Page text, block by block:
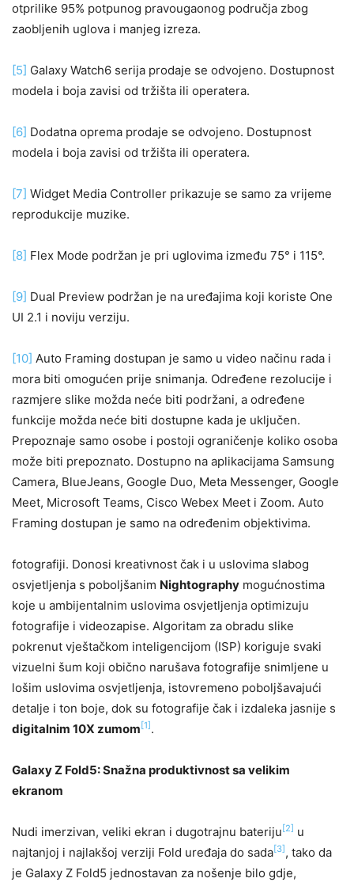
otprilike 95% potpunog pravougaonog područja zbog
zaobljenih uglova i manjeg izreza.
[5] Galaxy Watch6 serija prodaje se odvojeno. Dostupnost
modela i boja zavisi od tržišta ili operatera.
[6] Dodatna oprema prodaje se odvojeno. Dostupnost
modela i boja zavisi od tržišta ili operatera.
[7] Widget Media Controller prikazuje se samo za vrijeme
reprodukcije muzike.
[8] Flex Mode podržan je pri uglovima između 75° i 115°.
[9] Dual Preview podržan je na uređajima koji koriste One
UI 2.1 i noviju verziju.
[10] Auto Framing dostupan je samo u video načinu rada i
mora biti omogućen prije snimanja. Određene rezolucije i
razmjere slike možda neće biti podržani, a određene
funkcije možda neće biti dostupne kada je uključen.
Prepoznaje samo osobe i postoji ograničenje koliko osoba
može biti prepoznato. Dostupno na aplikacijama Samsung
Camera, BlueJeans, Google Duo, Meta Messenger, Google
Meet, Microsoft Teams, Cisco Webex Meet i Zoom. Auto
Framing dostupan je samo na određenim objektivima.
fotografiji. Donosi kreativnost čak i u uslovima slabog
osvjetljenja s poboljšanim Nightography mogućnostima
koje u ambijentalnim uslovima osvjetljenja optimizuju
fotografije i videozapise. Algoritam za obradu slike
pokrenut vještačkom inteligencijom (ISP) koriguje svaki
vizuelni šum koji obično narušava fotografije snimljene u
lošim uslovima osvjetljenja, istovremeno poboljšavajući
detalje i ton boje, dok su fotografije čak i izdaleka jasnije s
digitalnim 10X zumom [1] .
Galaxy Z Fold5: Snažna produktivnost sa velikim
ekranom
Nudi imerzivan, veliki ekran i dugotrajnu bateriju [2] u
najtanjoj i najlakšoj verziji Fold uređaja do sada[3] , tako da
je Galaxy Z Fold5 jednostavan za nošenje bilo gdje,